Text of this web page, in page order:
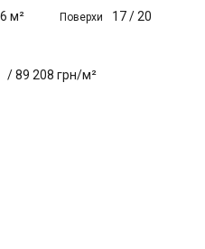
м² Поверхи 17/20
/ 89 208 грн/м²